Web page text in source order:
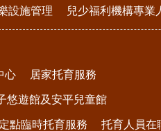
設施管理 兒少福利機構專業
心 居家托育服務
悠遊館及安平兒童館
定點臨時托育服務 托育人員在